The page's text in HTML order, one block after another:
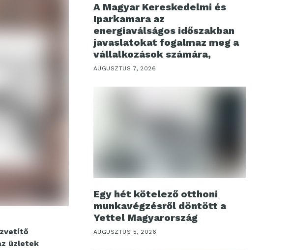
üzletek
A Magyar Kereskedelmi és
Iparkamara az
energiaválságos időszakban
javaslatokat fogalmaz meg a
vállalkozások számára,
AUGUSZTUS 7, 2026
Egy hét kötelező otthoni
munkavégzésről döntött a
Yettel Magyarország
AUGUSZTUS 5, 2026